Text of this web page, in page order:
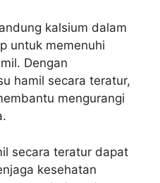
kalsium dalam
untuk memenuhi
Dengan
hamil secara teratur,
mengurangi
secara teratur dapat
kesehatan